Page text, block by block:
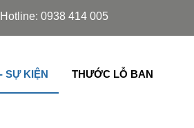
sách,chớp lật thế hệ mới nhập
Hotline: 0938 414 005
SỰ KIỆN THƯỚC LỖ BAN